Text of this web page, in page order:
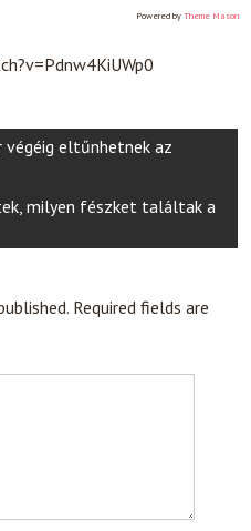
Powered by Theme Mason
végéig eltűnhetnek az
milyen fészket találtak a
Required fields are